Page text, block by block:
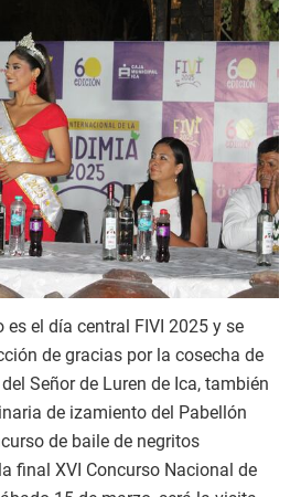
es el día central FIVI 2025 y se
de gracias por la cosecha de
Señor de Luren de Ica, también
de izamiento del Pabellón
de baile de negritos
final XVI Concurso Nacional de